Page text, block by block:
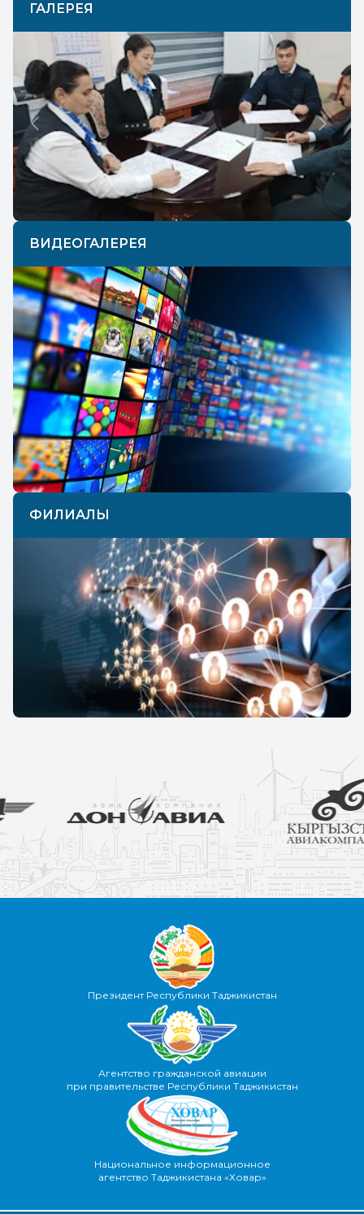
ГАЛЕРЕЯ
Previous Next
ВИДЕОГАЛЕРЕЯ
ФИЛИАЛЫ
Президент Республики Таджикистан
Агентство гражданской авиации
при правительстве Республики Таджикистан
Национальное информационное
агентство Таджикистана «Ховар»